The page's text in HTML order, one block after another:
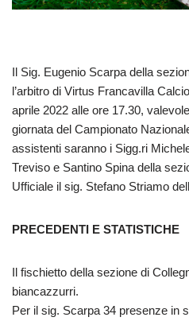
Il Sig. Eugenio Scarpa della
l’arbitro di Virtus Francavilla
aprile 2022 alle ore 17.30,
giornata del Campionato
assistenti saranno i Sigg.ri
Treviso e Santino Spina della
Ufficiale il sig. Stefano Striamo
PRECEDENTI E STATISTICHE
Il fischietto della sezione di
biancazzurri.
Per il sig. Scarpa 34 presenze in